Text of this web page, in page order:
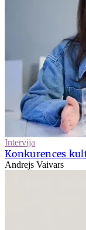
Intervija
Konkurences
Andrejs Vaivars